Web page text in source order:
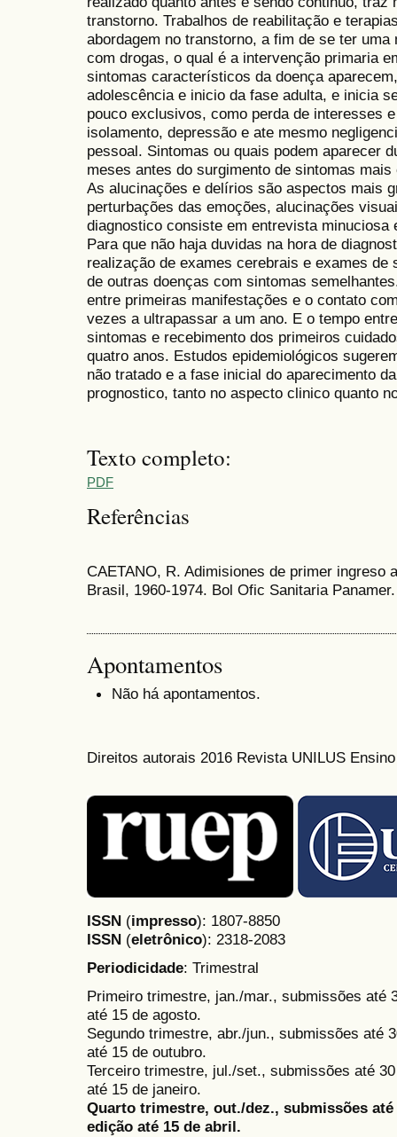
transtorno. Trabalhos de reabilitação e
abordagem no transtorno, a fim de se ter
com drogas, o qual é a intervenção primaria
sintomas característicos da doença
adolescência e inicio da fase adulta, e inicia
pouco exclusivos, como perda de interesses
isolamento, depressão e ate mesmo
pessoal. Sintomas ou quais podem aparecer
meses antes do surgimento de sintomas
As alucinações e delírios são aspectos mais
perturbações das emoções, alucinações
diagnostico consiste em entrevista minuciosa
Para que não haja duvidas na hora de
realização de exames cerebrais e exames de
de outras doenças com sintomas
entre primeiras manifestações e o contato
vezes a ultrapassar a um ano. E o tempo
sintomas e recebimento dos primeiros
quatro anos. Estudos epidemiológicos
não tratado e a fase inicial do aparecimento
prognostico, tanto no aspecto clinico quanto
Texto completo:
PDF
Referências
CAETANO, R. Adimisiones de primer ingreso
Brasil, 1960-1974. Bol Ofic Sanitaria
Apontamentos
Não há apontamentos.
Direitos autorais 2016 Revista UNILUS
ISSN (impresso): 1807-8850
ISSN (eletrônico): 2318-2083
Periodicidade: Trimestral
Primeiro trimestre, jan./mar., submissões até
até 15 de agosto.
Segundo trimestre, abr./jun., submissões até
até 15 de outubro.
Terceiro trimestre, jul./set., submissões até
até 15 de janeiro.
Quarto trimestre, out./dez., submissões
edição até 15 de abril.